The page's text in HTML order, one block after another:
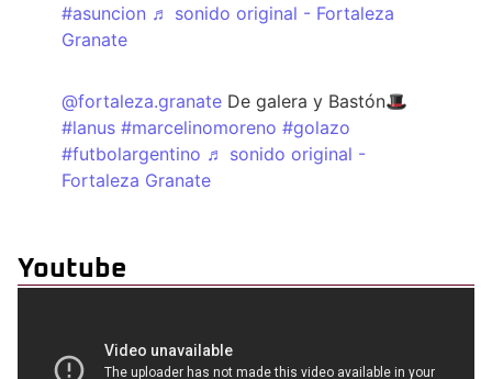
#asuncion ♬ sonido original - Fortaleza
Granate
@fortaleza.granate De galera y Bastón🎩
#lanus #marcelinomoreno #golazo
#futbolargentino ♬ sonido original -
Fortaleza Granate
Youtube